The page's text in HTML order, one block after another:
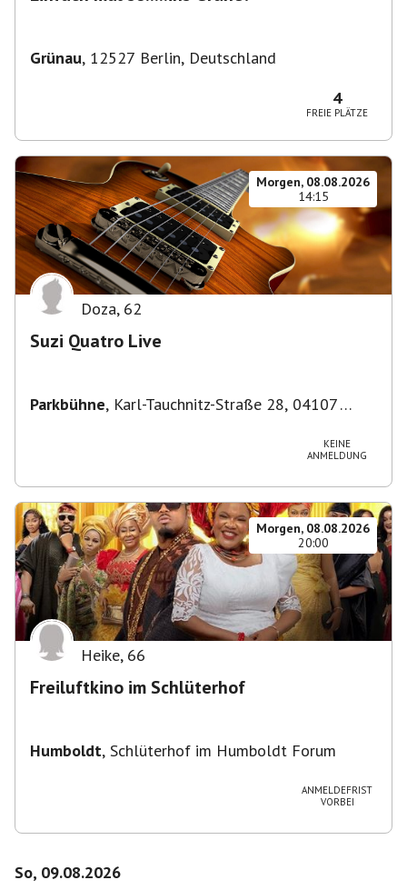
Grünau, 12527 Berlin, Deutschland
4
FREIE PLÄTZE
Morgen, 08.08.2026
14:15
Doza, 62
Suzi Quatro Live
Parkbühne, Karl-Tauchnitz-Straße 28, 04107
KEINE
ANMELDUNG
Morgen, 08.08.2026
20:00
Heike, 66
Freiluftkino im Schlüterhof
Humboldt, Schlüterhof im Humboldt Forum
ANMELDEFRIST
VORBEI
So, 09.08.2026